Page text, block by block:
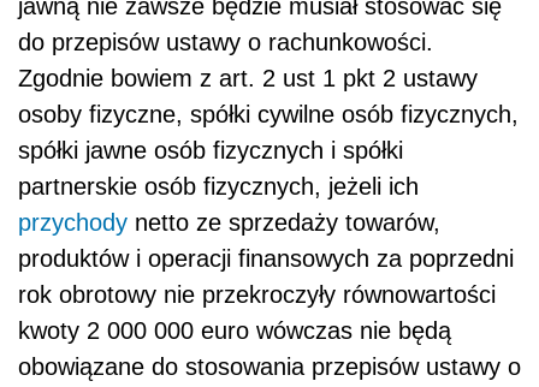
jawną nie zawsze będzie musiał stosować się
do przepisów ustawy o rachunkowości.
Zgodnie bowiem z art. 2 ust 1 pkt 2 ustawy
osoby fizyczne, spółki cywilne osób fizycznych,
spółki jawne osób fizycznych i spółki
partnerskie osób fizycznych, jeżeli ich
przychody netto ze sprzedaży towarów,
produktów i operacji finansowych za poprzedni
rok obrotowy nie przekroczyły równowartości
kwoty 2 000 000 euro wówczas nie będą
obowiązane do stosowania przepisów ustawy o